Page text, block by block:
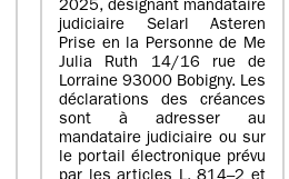
2025, désignant mandataire
judiciaire Selarl Asteren
Prise en la Personne de Me
Julia Ruth 14/16 rue de
Lorraine 93000 Bobigny. Les
déclarations des créances
sont à adresser au
mandataire judiciaire ou sur
le portail électronique prévu